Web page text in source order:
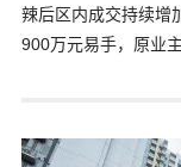
辣后区内成交持续增
900万元易手，原业